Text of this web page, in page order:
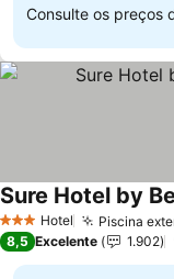
Consulte os preços
3 EstrelasHotel Piscina
Sure Hotel by
8,5 Excelente 1.902